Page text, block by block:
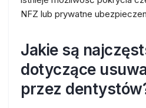
NFZ lub prywatne
Jakie są
dotyczące
przez